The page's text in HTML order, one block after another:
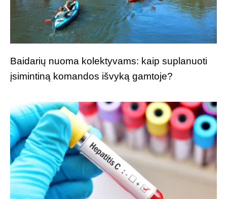
Baidarių nuoma kolektyvams: kaip suplanuoti
įsimintiną komandos išvyką gamtoje?